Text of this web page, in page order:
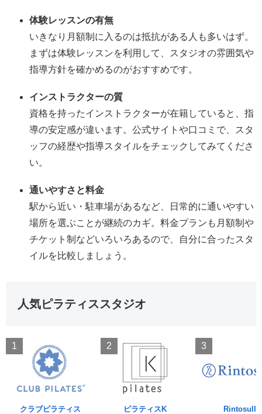
体験レッスンの有無
いきなり月額制に入るのは抵抗がある人も多いはず。
まずは体験レッスンを利用して、スタジオの雰囲気や
指導方針を確かめるのがおすすめです。
インストラクターの質
資格を持ったインストラクターが在籍していると、指
導の安定感が違います。公式サイトや口コミで、スタ
ッフの経歴や指導スタイルをチェックしてみてくださ
い。
通いやすさと料金
駅から近い・駐車場があるなど、日常的に通いやすい
場所を選ぶことが継続のカギ。料金プランも月額制や
チケット制などいろいろあるので、自分に合ったスタ
イルを比較しましょう。
人気ピラティススタジオ
1
クラブピラティス
2
ピラティスK
3
Rintosull